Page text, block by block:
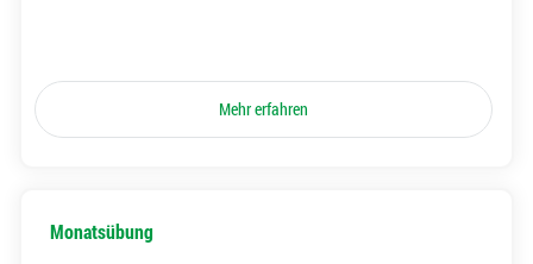
Mehr erfahren
Monatsübung